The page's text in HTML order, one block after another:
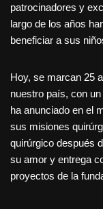
patrocinadores y
largo de los años
beneficiar a sus
Hoy, se marcan 25
nuestro país, con
ha anunciado en el
sus misiones
quirúrgico después
su amor y entrega
proyectos de la